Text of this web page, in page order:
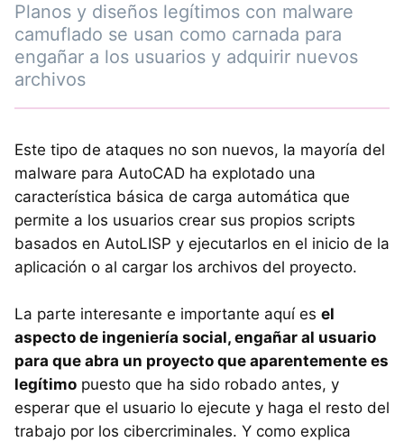
Planos y diseños legítimos con malware
camuflado se usan como carnada para
engañar a los usuarios y adquirir nuevos
archivos
Este tipo de ataques no son nuevos, la mayoría del
malware para AutoCAD ha explotado una
característica básica de carga automática que
permite a los usuarios crear sus propios scripts
basados en AutoLISP y ejecutarlos en el inicio de la
aplicación o al cargar los archivos del proyecto.
La parte interesante e importante aquí es el
aspecto de ingeniería social, engañar al usuario
para que abra un proyecto que aparentemente es
legítimo puesto que ha sido robado antes, y
esperar que el usuario lo ejecute y haga el resto del
trabajo por los cibercriminales. Y como explica